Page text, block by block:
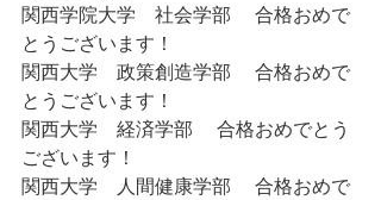
関西学院大学　社会学部　 合格おめで
とうございます！
関西大学　政策創造学部　 合格おめで
とうございます！
関西大学　経済学部　 合格おめでとう
ございます！
関西大学　人間健康学部　 合格おめで